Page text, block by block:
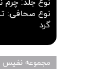
نوع جلد: چرم
نوع صحافی:
گرد
مجموعه نفیس